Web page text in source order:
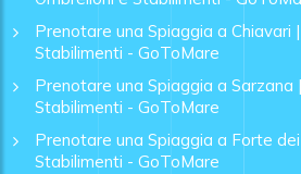
Prenotare una Spiaggia a Chiavari
Stabilimenti - GoToMare
Prenotare una Spiaggia a Sarzana
Stabilimenti - GoToMare
Prenotare una Spiaggia a Forte
Stabilimenti - GoToMare